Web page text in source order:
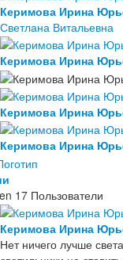
Керимова Ирина
Светлана Витальевна
Керимова Ирина
Керимова Ирина
Керимова Ирина
17 Пользователи
Керимова Ирина
Нет ничего лучше